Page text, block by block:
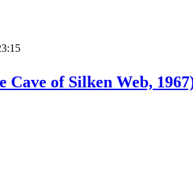
Cave of Silken Web,